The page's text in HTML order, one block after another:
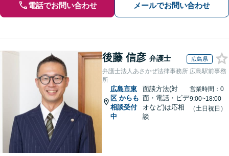
電話でお問い合わせ メールでお問い合わせ
後藤 信彦 弁護士 広島県
弁護士法人あさかぜ法律事務所 広島駅前事務
所
広島市東
区 からも
相談受付
中
面談方法(対
面・電話・ビデ
オなど)は応相
談
営業時間：0
9:00~18:00
（土日祝日）